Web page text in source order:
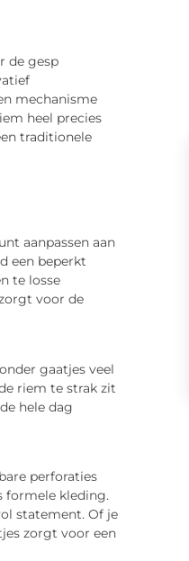
de gesp
mechanisme
heel precies
traditionele
aanpassen aan
een beperkt
te losse
voor de
gaatjes veel
riem te strak zit
hele dag
perforaties
formele kleding.
statement. Of je
zorgt voor een